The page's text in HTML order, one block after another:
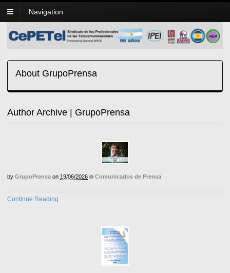
Navigation
About GrupoPrensa
Author Archive | GrupoPrensa
by GrupoPrensa on 19/06/2026 in Comunicados de Prensa
Continue Reading